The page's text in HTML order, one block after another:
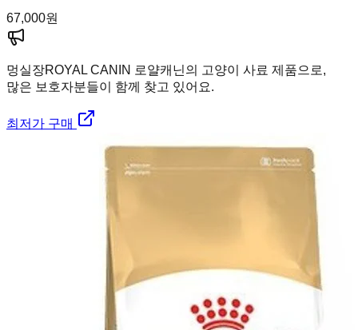
67,000원
멍실장ROYAL CANIN 로얄캐닌의 고양이 사료 제품으로,
많은 보호자분들이 함께 찾고 있어요.
최저가 구매